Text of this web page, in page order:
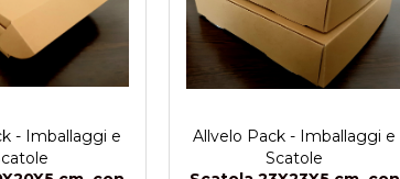
- Imballaggi e
Allvelo Pack - Imballaggi e
Scatole